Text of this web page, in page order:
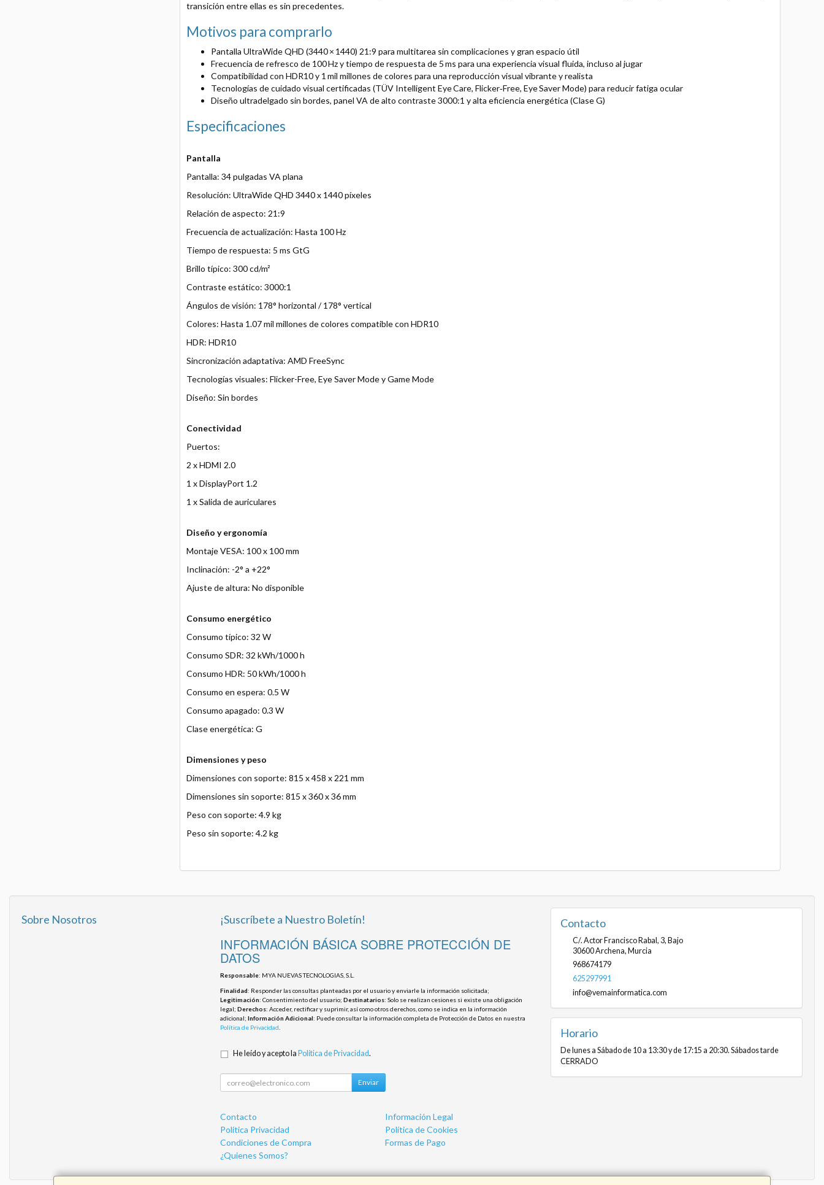
transición entre ellas es sin precedentes.
Motivos para comprarlo
Pantalla UltraWide QHD (3440 × 1440) 21:9 para multitarea sin complicaciones y gran espacio útil
Frecuencia de refresco de 100 Hz y tiempo de respuesta de 5 ms para una experiencia visual fluida, incluso al jugar
Compatibilidad con HDR10 y 1 mil millones de colores para una reproducción visual vibrante y realista
Tecnologías de cuidado visual certificadas (TÜV Intelligent Eye Care, Flicker‑Free, Eye Saver Mode) para reducir fatiga ocular
Diseño ultradelgado sin bordes, panel VA de alto contraste 3000:1 y alta eficiencia energética (Clase G)
Especificaciones
Pantalla
Pantalla: 34 pulgadas VA plana
Resolución: UltraWide QHD 3440 x 1440 píxeles
Relación de aspecto: 21:9
Frecuencia de actualización: Hasta 100 Hz
Tiempo de respuesta: 5 ms GtG
Brillo típico: 300 cd/m²
Contraste estático: 3000:1
Ángulos de visión: 178° horizontal / 178° vertical
Colores: Hasta 1.07 mil millones de colores compatible con HDR10
HDR: HDR10
Sincronización adaptativa: AMD FreeSync
Tecnologías visuales: Flicker-Free, Eye Saver Mode y Game Mode
Diseño: Sin bordes
Conectividad
Puertos:
2 x HDMI 2.0
1 x DisplayPort 1.2
1 x Salida de auriculares
Diseño y ergonomía
Montaje VESA: 100 x 100 mm
Inclinación: -2° a +22°
Ajuste de altura: No disponible
Consumo energético
Consumo típico: 32 W
Consumo SDR: 32 kWh/1000 h
Consumo HDR: 50 kWh/1000 h
Consumo en espera: 0.5 W
Consumo apagado: 0.3 W
Clase energética: G
Dimensiones y peso
Dimensiones con soporte: 815 x 458 x 221 mm
Dimensiones sin soporte: 815 x 360 x 36 mm
Peso con soporte: 4.9 kg
Peso sin soporte: 4.2 kg
Sobre Nosotros ¡Suscríbete a Nuestro Boletín!
INFORMACIÓN BÁSICA SOBRE PROTECCIÓN DE
DATOS
Responsable: MYA NUEVAS TECNOLOGIAS, S.L.
Finalidad: Responder las consultas planteadas por el usuario y enviarle la información solicitada;
Legitimación: Consentimiento del usuario; Destinatarios: Solo se realizan cesiones si existe una obligación
legal; Derechos: Acceder, rectificar y suprimir, así como otros derechos, como se indica en la información
adicional; Información Adicional: Puede consultar la información completa de Protección de Datos en nuestra
Política de Privacidad
He leído y acepto la Política de Privacidad.
Enviar
Contacto
Información Legal
Política Privacidad
Política de Cookies
Condiciones de Compra
Formas de Pago
¿Quienes Somos?
Contacto
C/. Actor Francisco Rabal, 3, Bajo
30600Archena, Murcia
968674179
625297991
info@vemainformatica.com
Horario
De lunes a Sábado de 10 a 13:30 y de 17:15 a 20:30. Sábados tarde
CERRADO